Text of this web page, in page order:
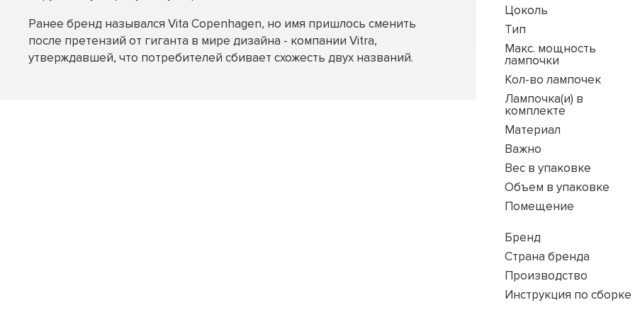
Ранее бренд назывался Vita Copenhagen, но имя пришлось сменить
после претензий от гиганта в мире дизайна - компании Vitra,
утверждавшей, что потребителей сбивает схожесть двух названий.
Цоколь
Тип
Макс. мощность
лампочки
Кол-во лампочек
Лампочка(и) в
комплекте
Материал
Важно
Вес в упаковке
Объем в упаковке
Помещение
Бренд
Страна бренда
Производство
Инструкция по сборке